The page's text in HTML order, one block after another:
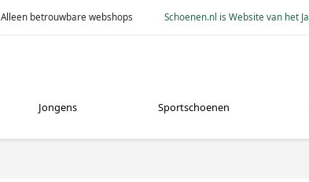
Alleen betrouwbare webshops Schoenen.nl is Website van het
Jongens Sportschoenen